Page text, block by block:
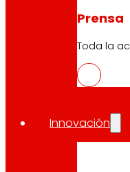
Prensa
Toda la
Innovación